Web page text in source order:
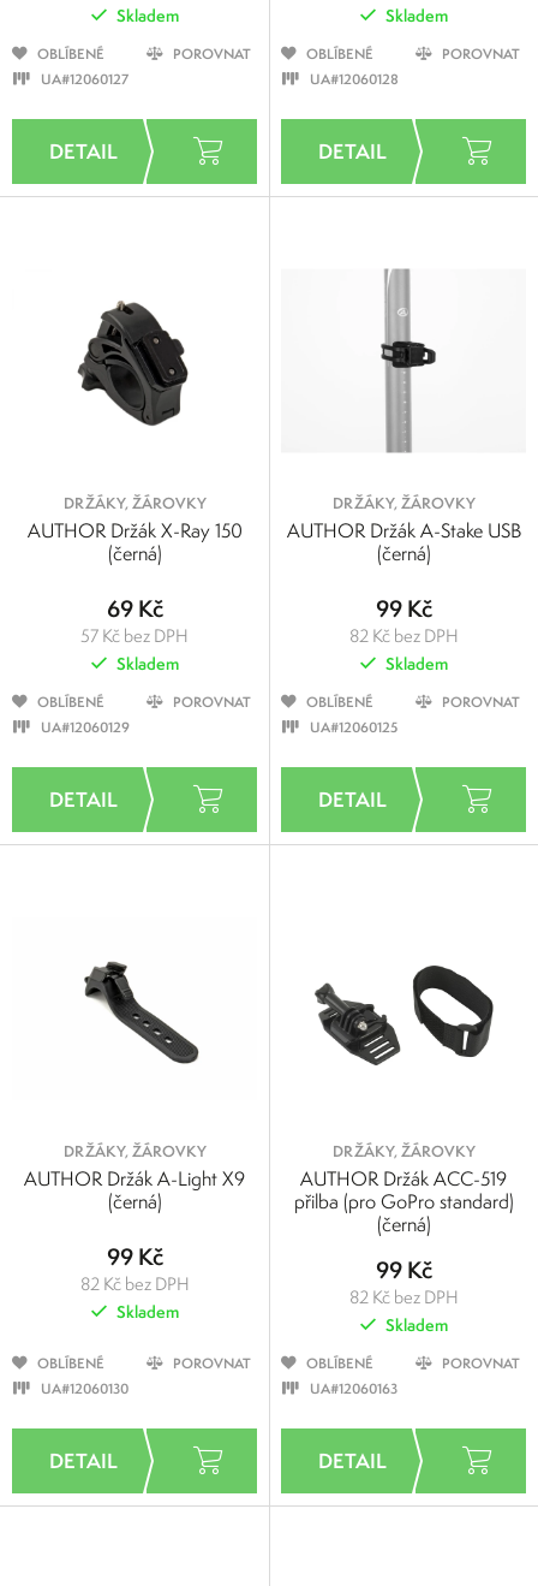
Skladem
OBLÍBENÉ
POROVNAT
UA#12060127
Skladem
OBLÍBENÉ
POROVNAT
UA#12060128
DRŽÁKY, ŽÁROVKY
AUTHOR Držák X-Ray 150
(černá)
69 Kč
57 Kč bez DPH
Skladem
OBLÍBENÉ
POROVNAT
UA#12060129
DRŽÁKY, ŽÁROVKY
AUTHOR Držák A-Stake USB
(černá)
99 Kč
82 Kč bez DPH
Skladem
OBLÍBENÉ
POROVNAT
UA#12060125
DRŽÁKY, ŽÁROVKY
AUTHOR Držák A-Light X9
(černá)
99 Kč
82 Kč bez DPH
Skladem
OBLÍBENÉ
POROVNAT
UA#12060130
DRŽÁKY, ŽÁROVKY
AUTHOR Držák ACC-519
přilba (pro GoPro standard)
(černá)
99 Kč
82 Kč bez DPH
Skladem
OBLÍBENÉ
POROVNAT
UA#12060163